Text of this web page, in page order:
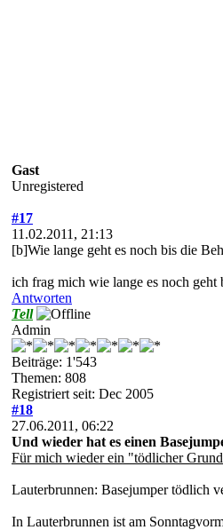
Gast
Unregistered
#17
11.02.2011, 21:13
[b]Wie lange geht es noch bis die
ich frag mich wie lange es noch geht
Antworten
Tell
Admin
Beiträge: 1'543
Themen: 808
Registriert seit: Dec 2005
#18
27.06.2011, 06:22
Und wieder hat es einen
Für mich wieder ein "tödlicher
Lauterbrunnen: Basejumper tödlich
In Lauterbrunnen ist am